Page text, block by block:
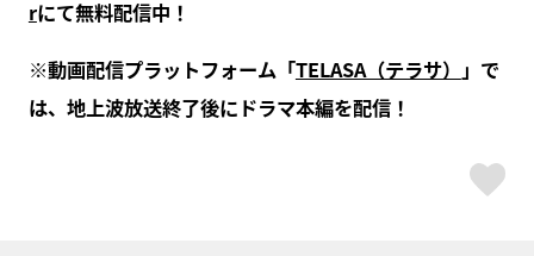
rにて無料配信中！
※動画配信プラットフォーム「TELASA（テラサ） 」で
は、地上波放送終了後にドラマ本編を配信！